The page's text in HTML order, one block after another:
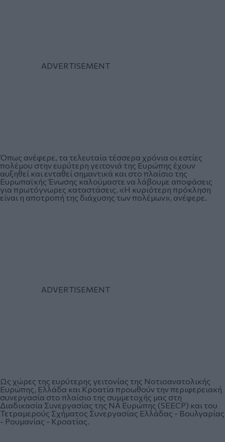
Όπως ανέφερε, τα τελευταία τέσσερα χρόνια οι εστίες
πολέμου στην ευρύτερη γειτονιά της Ευρώπης έχουν
αυξηθεί και ενταθεί σημαντικά και στο πλαίσιο της
Ευρωπαϊκής Ένωσης καλούμαστε να λάβουμε αποφάσεις
για πρωτόγνωρες καταστάσεις. «Η κυριότερη πρόκληση
είναι η αποτροπή της διάχυσης των πολέμων», ανέφερε.
Ως χώρες της ευρύτερης γειτονίας της Νοτιοανατολικής
Ευρώπης, Ελλάδα και Κροατία προωθούν την περιφερειακή
συνεργασία στο πλαίσιο της συμμετοχής μας στη
Διαδικασία Συνεργασίας της ΝΑ Ευρώπης (SEECP) και του
Τετραμερούς Σχήματος Συνεργασίας Ελλάδας - Βουλγαρίας
- Ρουμανίας - Κροατίας.